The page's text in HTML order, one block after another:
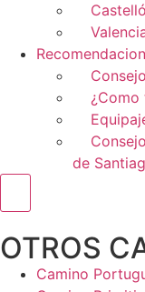
de
OTROS
Camino